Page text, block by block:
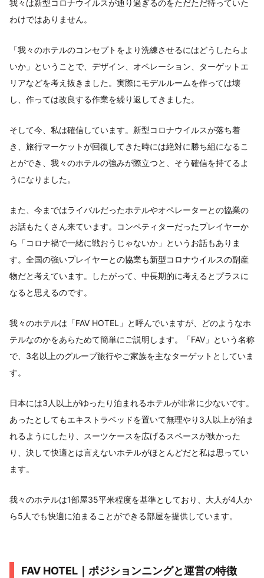
我々は新型コロナウイルスが通り過ぎるのをただただ待っていた
わけではありません。
「我々のホテルのコンセプトをより洗練させるにはどうしたらよ
いか」ということで、デザイン、オペレーション、ターゲットエ
リアなどを考え抜きました。実際にモデルルームを作っては壊
し、作っては改良する作業を繰り返してきました。
そして今、私は確信しています。新型コロナウイルスが落ち着
き、旅行マーケットが回復してきた時には絶対に勝ち組になるこ
とができ、我々のホテルの強みが際立つと、そう確信を持てるよ
うになりました。
また、今まではライバルだったホテルやオペレーターとの協業の
お話もたくさん来ています。コンペティターだったプレイヤーか
ら「コロナ禍で一緒に戦おうじゃないか」というお話もありま
す。全国の強いプレイヤーとの協業も新型コロナウイルスの副産
物だと考えています。したがって、中長期的に考えるとプラスに
なると思えるのです。
我々のホテルは「FAV HOTEL」と呼んでいますが、どのようなホ
テルなのかをあらためて簡単にご説明します。「FAV」という名称
で、3名以上のグループ旅行やご家族を主なターゲットとしていま
す。
日本には3人以上がゆったり泊まれるホテルが非常に少ないです。
あったとしてもエキストラベッドを置いて無理やり3人以上が泊ま
れるようにしたり、スーツケースを広げるスペースが狭かった
り、決して快適とは言えないホテルがほとんどだと私は思ってい
ます。
我々のホテルは1部屋35平米程度を基準としており、大人が4人か
ら5人でも快適に泊まることができる部屋を提供しています。
FAV HOTEL｜ポジションニングと運営の特徴